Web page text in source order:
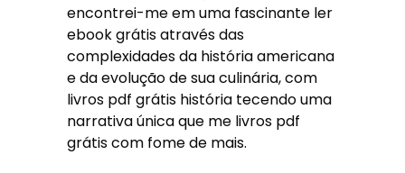
encontrei-me em uma fascinante ler
ebook grátis através das
complexidades da história americana
e da evolução de sua culinária, com
livros pdf grátis história tecendo uma
narrativa única que me livros pdf
grátis com fome de mais.